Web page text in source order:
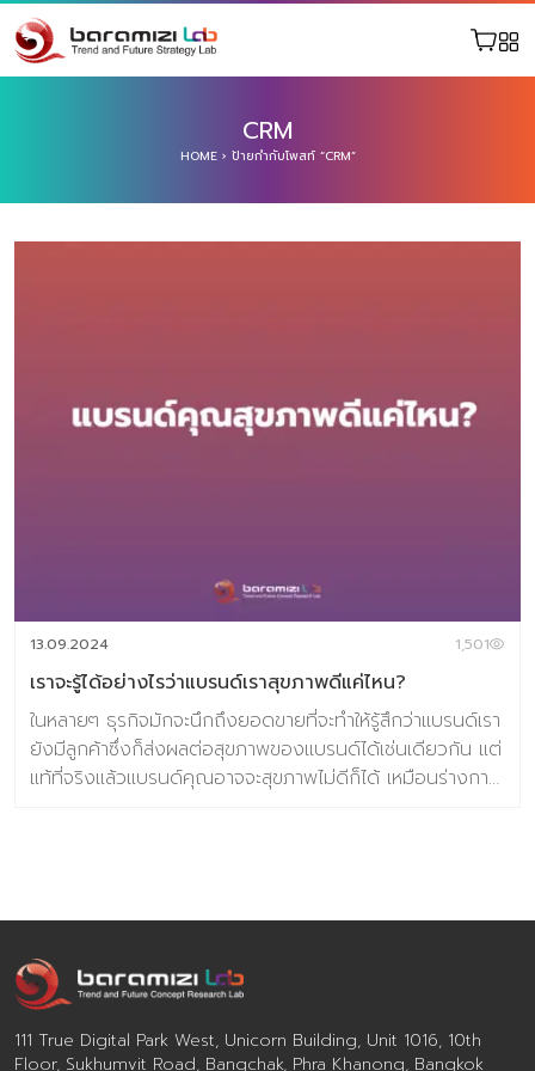
CRM
HOME› ป้ายกำกับโพสท์ “CRM”
13.09.2024 1,501
เราจะรู้ได้อย่างไรว่าแบรนด์เราสุขภาพดีแค่ไหน?
ในหลายๆ ธุรกิจมักจะนึกถึงยอดขายที่จะทำให้รู้สึกว่าแบรนด์เรา
ยังมีลูกค้าซึ่งก็ส่งผลต่อสุขภาพของแบรนด์ได้เช่นเดียวกัน แต่
แท้ที่จริงแล้วแบรนด์คุณอาจจะสุขภาพไม่ดีก็ได้ เหมือนร่างกาย
จึงเป็นสิ่งสำคัญที่แบรนด์ควรจะทำอย่างต่อเนื่อง เปรียบ
ปัญหาได้เร็วกว่า จากภาพข้างต้นหากทุกแท่งมีฐานที่กว้าง กา
รันตีได้เลยว่าแบรนด์คุณสุขภาพดี เพราะการลงงบไปกับสื่อ
หรือการสร้างประสบการณ์นั้นสามารถได้ใจลูกค้าจนเกิดความ
เป็น Superfans ได้ (ความเป็น Superfans ของแบรนด์ คือ
111 True Digital Park West, Unicorn Building, Unit 1016, 10th
Floor, Sukhumvit Road, Bangchak, Phra Khanong, Bangkok